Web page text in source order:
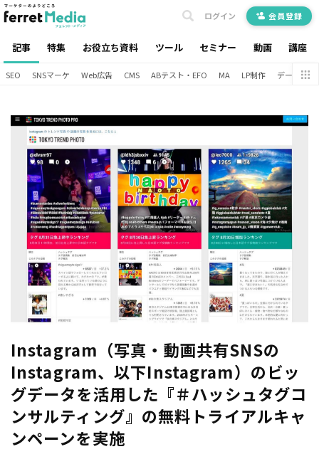
記事 特集 お役立ち資料 ツール セミナー 動画 講座
ログイン 会員登録
SEO SNSマーケ Web広告 CMS ABテスト・EFO MA LP制作 データ分析
Instagram（写真・動画共有SNSの
Instagram、以下Instagram）のビッ
グデータを活用した『＃ハッシュタグコ
ンサルティング』の無料トライアルキャ
ンペーンを実施